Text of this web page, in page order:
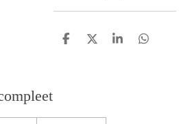
D
D
S
D